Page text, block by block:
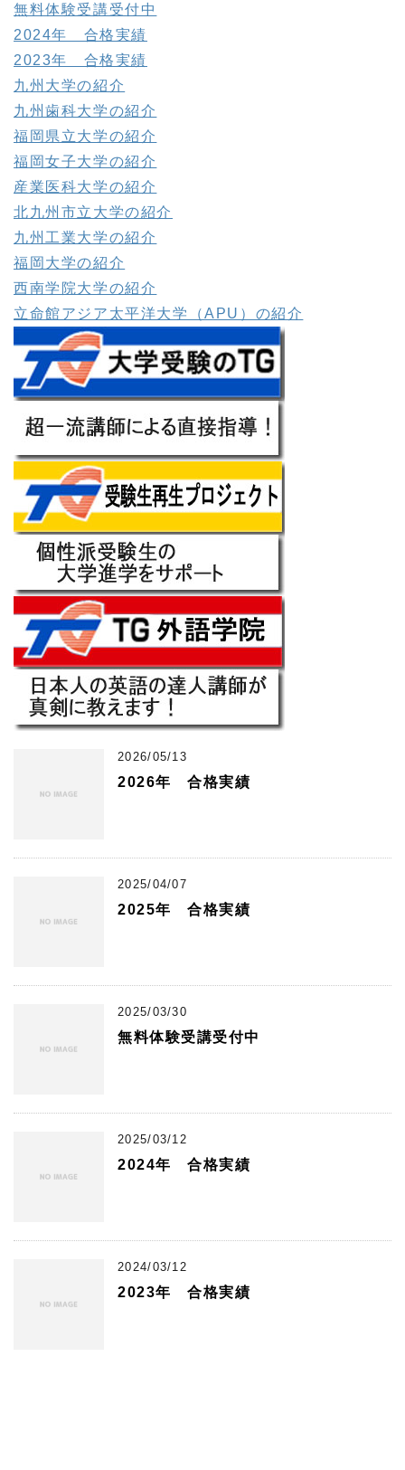
無料体験受講受付中
2024年 合格実績
2023年 合格実績
九州大学の紹介
九州歯科大学の紹介
福岡県立大学の紹介
福岡女子大学の紹介
産業医科大学の紹介
北九州市立大学の紹介
九州工業大学の紹介
福岡大学の紹介
西南学院大学の紹介
立命館アジア太平洋大学（APU）の紹介
2026/05/13
2026年 合格実績
2025/04/07
2025年 合格実績
2025/03/30
無料体験受講受付中
2025/03/12
2024年 合格実績
2024/03/12
2023年 合格実績